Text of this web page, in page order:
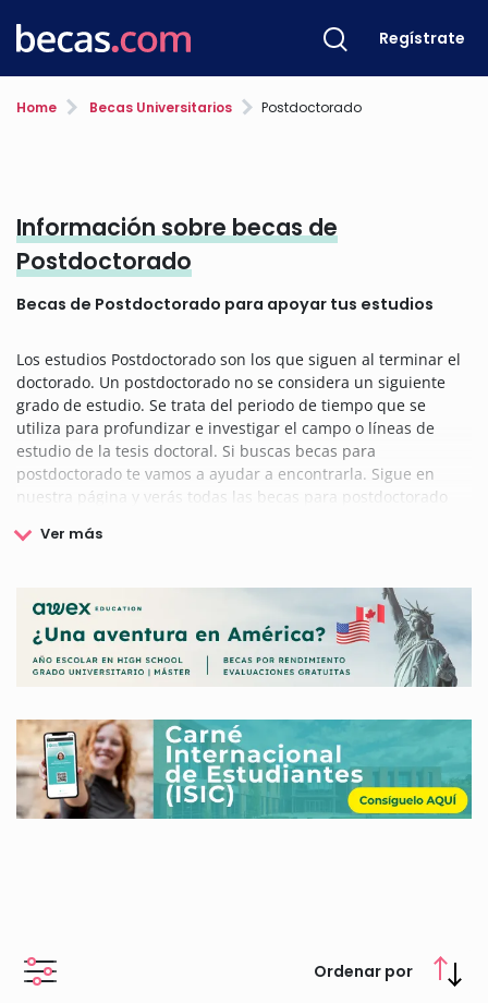
Regístrate
Home Becas Universitarios Postdoctorado
Información sobre becas de
Postdoctorado
Becas de Postdoctorado para apoyar tus estudios
Los estudios Postdoctorado son los que siguen al terminar el
doctorado. Un postdoctorado no se considera un siguiente
grado de estudio. Se trata del periodo de tiempo que se
utiliza para profundizar e investigar el campo o líneas de
estudio de la tesis doctoral. Si buscas becas para
postdoctorado te vamos a ayudar a encontrarla. Sigue en
nuestra página y verás todas las becas para postdoctorado
Ordenar por